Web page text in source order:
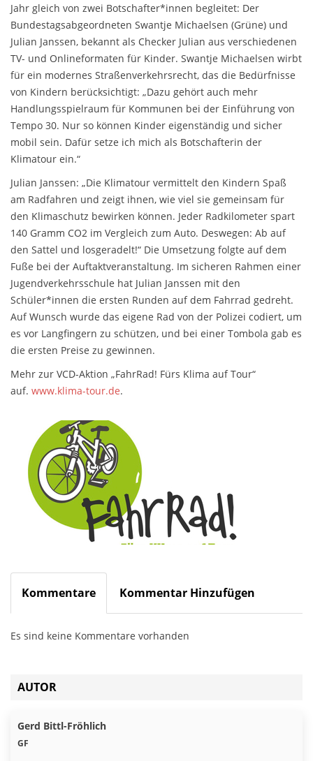
Jahr gleich von zwei Botschafter*innen begleitet: Der
Bundestagsabgeordneten Swantje Michaelsen (Grüne) und
Julian Janssen, bekannt als Checker Julian aus verschiedenen
TV- und Onlineformaten für Kinder. Swantje Michaelsen wirbt
für ein modernes Straßenverkehrsrecht, das die Bedürfnisse
von Kindern berücksichtigt: „Dazu gehört auch mehr
Handlungsspielraum für Kommunen bei der Einführung von
Tempo 30. Nur so können Kinder eigenständig und sicher
mobil sein. Dafür setze ich mich als Botschafterin der
Klimatour ein.“
Julian Janssen: „Die Klimatour vermittelt den Kindern Spaß
am Radfahren und zeigt ihnen, wie viel sie gemeinsam für
den Klimaschutz bewirken können. Jeder Radkilometer spart
140 Gramm CO2 im Vergleich zum Auto. Deswegen: Ab auf
den Sattel und losgeradelt!“ Die Umsetzung folgte auf dem
Fuße bei der Auftaktveranstaltung. Im sicheren Rahmen einer
Jugendverkehrsschule hat Julian Janssen mit den
Schüler*innen die ersten Runden auf dem Fahrrad gedreht.
Auf Wunsch wurde das eigene Rad von der Polizei codiert, um
es vor Langfingern zu schützen, und bei einer Tombola gab es
die ersten Preise zu gewinnen.
Mehr zur VCD-Aktion „FahrRad! Fürs Klima auf Tour“
auf. www.klima-tour.de.
Kommentare Kommentar Hinzufügen
Es sind keine Kommentare vorhanden
AUTOR
Gerd Bittl-Fröhlich
GF